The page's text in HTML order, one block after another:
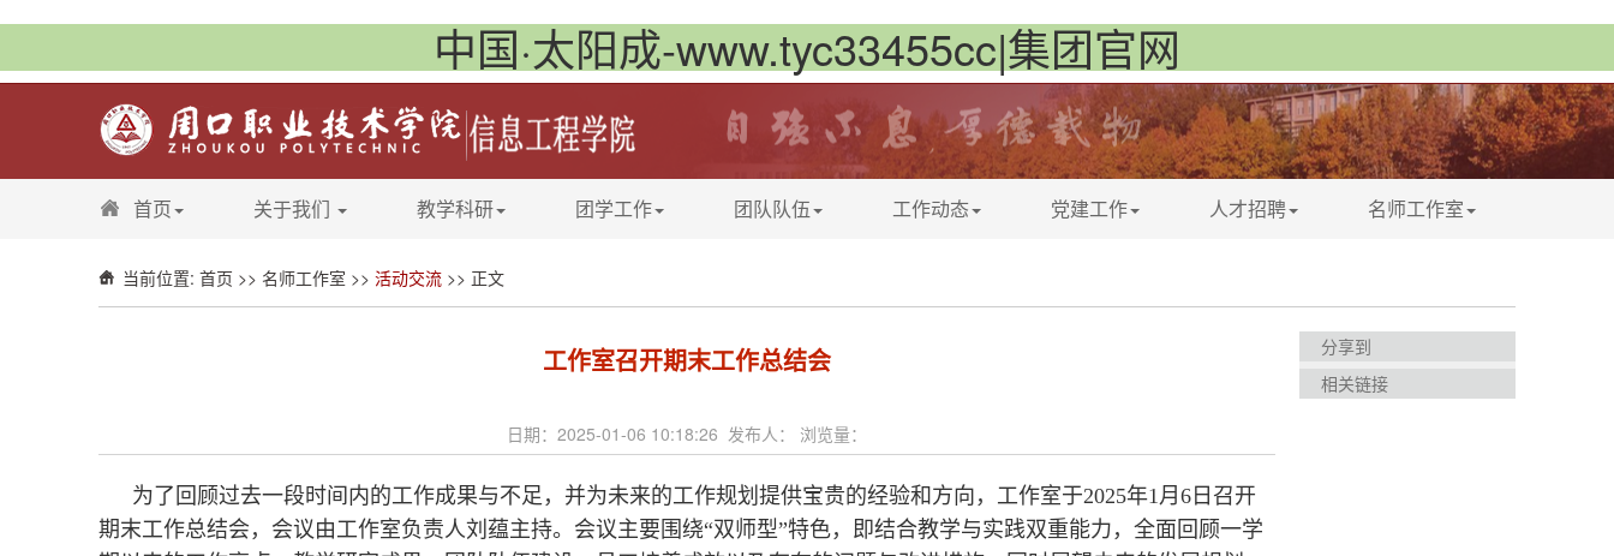
中国·太阳成-www.tyc33455cc|集团官网
首页 关于我们 教学科研 团学工作 团队队伍 工作动态 党建工作 人才招聘 名师工作室
当前位置: 首页 >> 名师工作室 >> 活动交流 >> 正文
工作室召开期末工作总结会
日期：2025-01-06 10:18:26 发布人： 浏览量：
为了回顾过去一段时间内的工作成果与不足，并为未来的工作规划提供宝贵的经验和方向，工作室于2025年1月6日召开
期末工作总结会，会议由工作室负责人刘蕴主持。会议主要围绕“双师型”特色，即结合教学与实践双重能力，全面回顾一学
分享到
相关链接